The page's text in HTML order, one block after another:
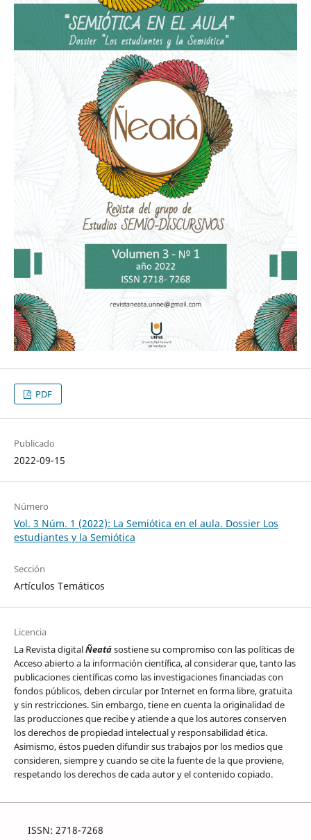
PDF
Publicado
2022-09-15
Número
Vol. 3 Núm. 1 (2022): La Semiótica en el aula. Dossier Los
estudiantes y la Semiótica
Sección
Artículos Temáticos
Licencia
La Revista digitalÑeatásostiene su compromiso con las políticas de
Acceso abierto a la información científica, al considerar que, tanto las
publicaciones científicas como las investigaciones financiadas con
fondos públicos, deben circular por Internet en forma libre, gratuita
y sin restricciones. Sin embargo, tiene en cuenta la originalidad de
las producciones que recibe y atiende a que los autores conserven
los derechos de propiedad intelectual y responsabilidad ética.
Asimismo, éstos pueden difundir sus trabajos por los medios que
consideren, siempre y cuando se cite la fuente de la que proviene,
respetando los derechos de cada autor y el contenido copiado.
ISSN: 2718-7268